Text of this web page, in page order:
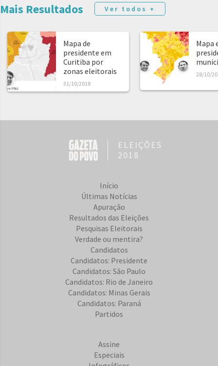
Mais Resultados Ver todos +
Mapa de
presidente em
Curitiba por
zonas eleitorais
31/10/2018
Mapa
28/10/
ELEIÇÕES
2018
Início
Últimas Notícias
Apuração
Resultados das Eleições
Pesquisas Eleitorais
Verdade ou mentira?
Candidatos
Candidatos: Presidente
Candidatos: São Paulo
Candidatos: Rio de Janeiro
Candidatos: Minas Gerais
Candidatos: Paraná
Partidos
Assine
Especiais